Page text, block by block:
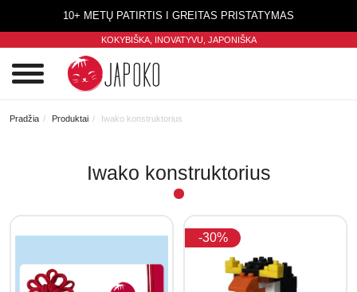
10+ METŲ PATIRTIS I GREITAS PRISTATYMAS
KOKYBIŠKA, INOVATYVU, JAPONIŠKA
Pradžia Produktai Iwako konstruktorius
Iwako konstruktorius
-30%